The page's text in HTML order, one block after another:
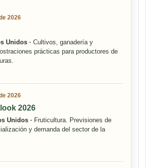
2026
Unidos · Cultivos, ganadería y
prácticas para productores de
2026
2026
Unidos · Fruticultura. Previsiones de
y demanda del sector de la